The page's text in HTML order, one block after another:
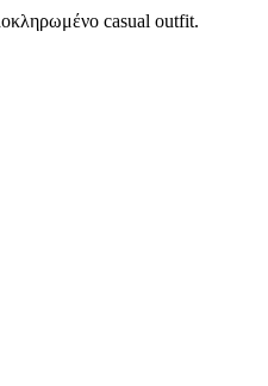
casual outfit.